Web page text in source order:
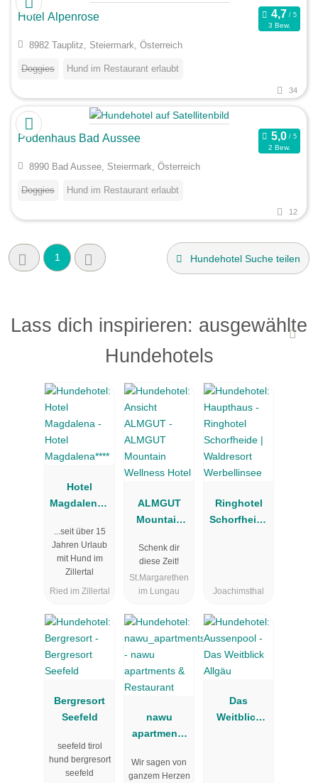
Hotel Alpenrose
3 Bew.
8982 Tauplitz, Steiermark, Österreich
Doggies Hund im Restaurant erlaubt
34
Podenhaus Bad Aussee
2 Bew.
8990 Bad Aussee, Steiermark, Österreich
Doggies Hund im Restaurant erlaubt
12
1 Hundehotel Suche teilen
Lass dich inspirieren: ausgewählte
Hundehotels
Hotel
Magdalena**
...seit über 15
Jahren Urlaub
mit Hund im
Zillertal
Ried im Zillertal
ALMGUT
Mountain
Hotel
Schenk dir
diese Zeit!
St.Margarethen
im Lungau
Ringhotel
Schorfheide
Joachimsthal
Bergresort
Seefeld
seefeld tirol
hund bergresort
seefeld
nawu
apartments
Restaurant
Wir sagen von
ganzem Herzen
Das
Weitblick